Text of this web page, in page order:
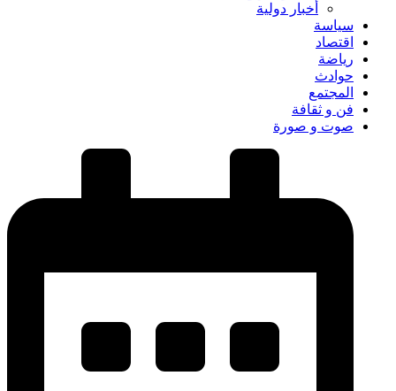
أخبار دولية
سياسة
اقتصاد
رياضة
حوادث
المجتمع
فن و ثقافة
صوت و صورة